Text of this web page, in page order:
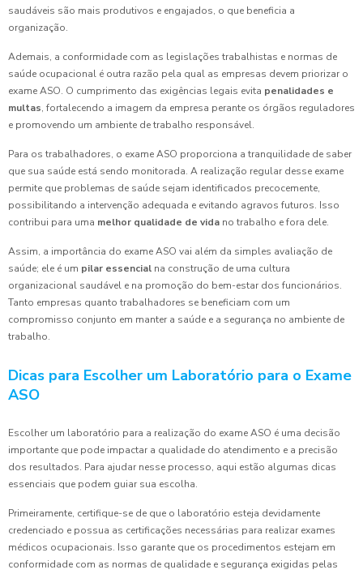
saudáveis são mais produtivos e engajados, o que beneficia a
organização.
Ademais, a conformidade com as legislações trabalhistas e normas de
saúde ocupacional é outra razão pela qual as empresas devem priorizar o
exame ASO. O cumprimento das exigências legais evita penalidades e
multas, fortalecendo a imagem da empresa perante os órgãos reguladores
e promovendo um ambiente de trabalho responsável.
Para os trabalhadores, o exame ASO proporciona a tranquilidade de saber
que sua saúde está sendo monitorada. A realização regular desse exame
permite que problemas de saúde sejam identificados precocemente,
possibilitando a intervenção adequada e evitando agravos futuros. Isso
contribui para uma melhor qualidade de vida no trabalho e fora dele.
Assim, a importância do exame ASO vai além da simples avaliação de
saúde; ele é um pilar essencial na construção de uma cultura
organizacional saudável e na promoção do bem-estar dos funcionários.
Tanto empresas quanto trabalhadores se beneficiam com um
compromisso conjunto em manter a saúde e a segurança no ambiente de
trabalho.
Dicas para Escolher um Laboratório para o Exame
ASO
Escolher um laboratório para a realização do exame ASO é uma decisão
importante que pode impactar a qualidade do atendimento e a precisão
dos resultados. Para ajudar nesse processo, aqui estão algumas dicas
essenciais que podem guiar sua escolha.
Primeiramente, certifique-se de que o laboratório esteja devidamente
credenciado e possua as certificações necessárias para realizar exames
médicos ocupacionais. Isso garante que os procedimentos estejam em
conformidade com as normas de qualidade e segurança exigidas pelas